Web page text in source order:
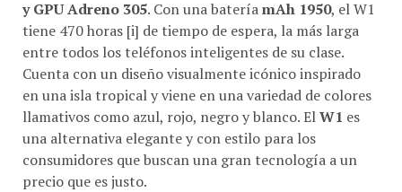
y GPU Adreno 305. Con una batería mAh 1950, el W1
tiene 470 horas [i] de tiempo de espera, la más larga
entre todos los teléfonos inteligentes de su clase.
Cuenta con un diseño visualmente icónico inspirado
en una isla tropical y viene en una variedad de colores
llamativos como azul, rojo, negro y blanco. El W1 es
una alternativa elegante y con estilo para los
consumidores que buscan una gran tecnología a un
precio que es justo.